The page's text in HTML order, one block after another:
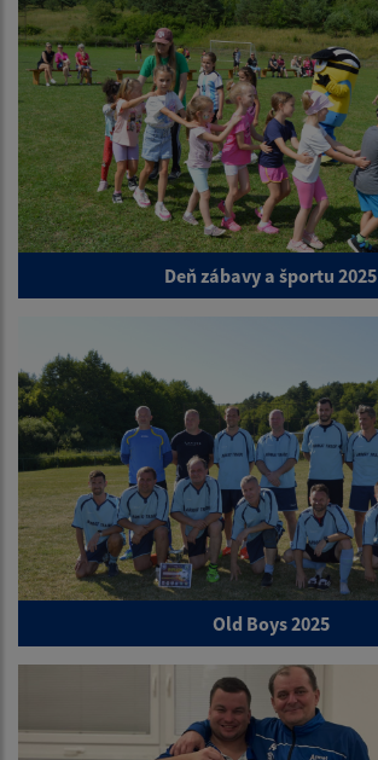
Deň zábavy a športu 2025
Old Boys 2025